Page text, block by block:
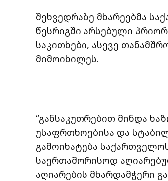
შეხვედრაზე მხარეებმა
წესრიგში არსებული
საკითხები, ასევე
მიმოიხილეს.
“განსაკუთრებით მინდა
უსაფრთხოებისა და
გამოიხატება
საერთაშორისოდ
აღიარების მხარდამჭერი